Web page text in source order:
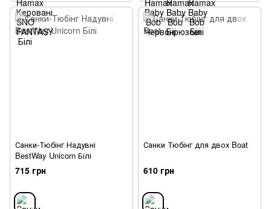
Санки-Тюбінг Надувні
BestWay Unicorn Білі
715 грн
Санки Тюбінг для двох Boat
610 грн